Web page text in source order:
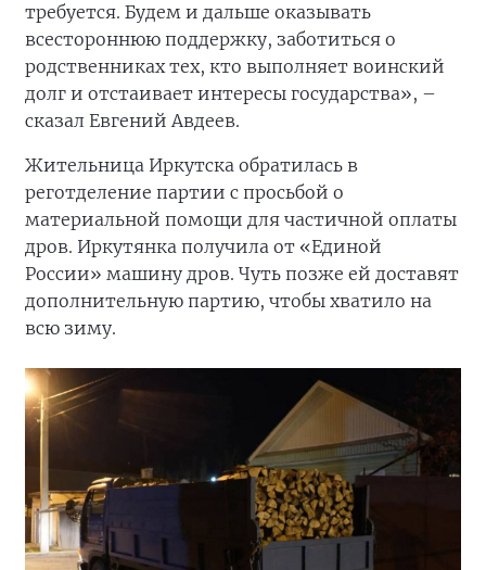
требуется. Будем и дальше оказывать
всестороннюю поддержку, заботиться о
родственниках тех, кто выполняет воинский
долг и отстаивает интересы государства», –
сказал Евгений Авдеев.
Жительница Иркутска обратилась в
реготделение партии с просьбой о
материальной помощи для частичной оплаты
дров. Иркутянка получила от «Единой
России» машину дров. Чуть позже ей доставят
дополнительную партию, чтобы хватило на
всю зиму.